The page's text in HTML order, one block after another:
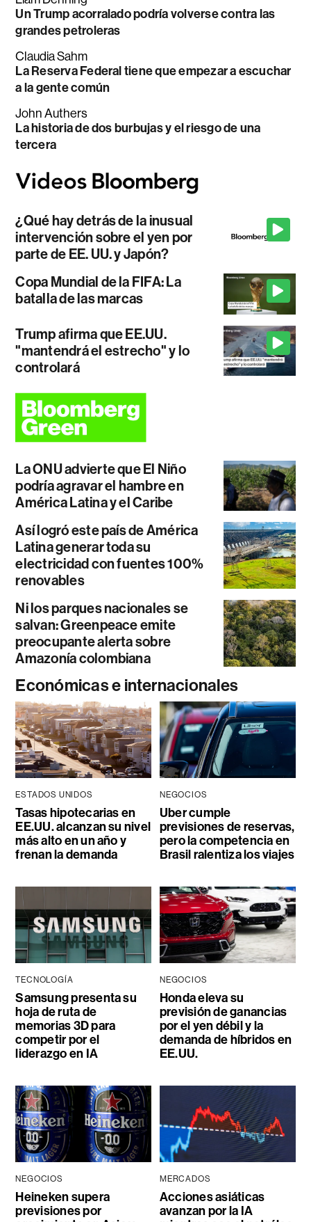
Un Trump acorralado podría volverse contra las
grandes petroleras
Claudia Sahm
La Reserva Federal tiene que empezar a escuchar
a la gente común
John Authers
La historia de dos burbujas y el riesgo de una
tercera
¿Qué hay detrás de la inusual
intervención sobre el yen por
parte de EE. UU. y Japón?
Copa Mundial de la FIFA: La
batalla de las marcas
Trump afirma que EE.UU.
"mantendrá el estrecho" y lo
controlará
La ONU advierte que El Niño
podría agravar el hambre en
América Latina y el Caribe
Así logró este país de América
Latina generar toda su
electricidad con fuentes 100%
renovables
Ni los parques nacionales se
salvan: Greenpeace emite
preocupante alerta sobre
Amazonía colombiana
Económicas e internacionales
ESTADOS UNIDOS
Tasas hipotecarias en
EE.UU. alcanzan su nivel
más alto en un año y
frenan la demanda
NEGOCIOS
Uber cumple
previsiones de reservas,
pero la competencia en
Brasil ralentiza los viajes
TECNOLOGÍA
Samsung presenta su
hoja de ruta de
memorias 3D para
competir por el
liderazgo en IA
NEGOCIOS
Honda eleva su
previsión de ganancias
por el yen débil y la
demanda de híbridos en
EE.UU.
NEGOCIOS
Heineken supera
previsiones por
MERCADOS
Acciones asiáticas
avanzan por la IA